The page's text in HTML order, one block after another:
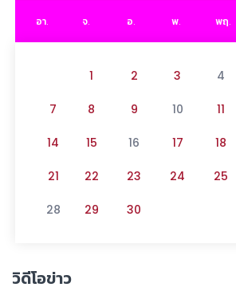
อา. จ. อ. พ. พฤ.
1 2 3 4
7 8 9 10 11
14 15 16 17 18
21 22 23 24 25
28 29 30
วิดีโอข่าว